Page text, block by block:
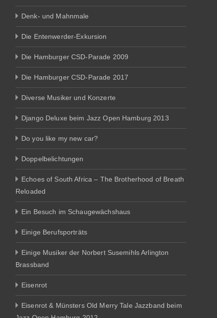
Denk- und Mahnmale
Die Entenwerder-Exkursion
Die Hamburger CSD-Parade 2009
Die Hamburger CSD-Parade 2017
Diverse Musiker und Konzerte
Django Deluxe beim Jazz Open Hamburg 2013
Do you like my new car?
Doppelbelichtungen
Echoes of South Africa – The Brotherhood of Breath
Reloaded
Ein Besuch im Schaugewächshaus
Einige Berufsporträts
Einige Musiker der Norbert Susemihls Arlington
Brassband
Eisenrot
Eisenrot & Münsters Old Merry Tale Jazzband beim